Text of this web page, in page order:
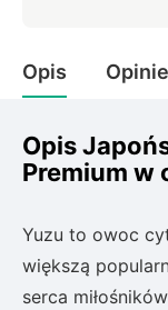
Liliowiec
Turzyca
Pnącza
Opis Opinie
Opis
Premium w
Yuzu to owoc
większą
serca